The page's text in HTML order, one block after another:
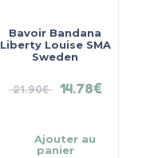
Bavoir Bandana
Liberty Louise SMA
Sweden
21.90€ 14.78€
Ajouter au
panier